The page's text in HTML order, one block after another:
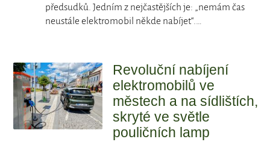
předsudků. Jedním z nejčastějších je: „nemám čas
neustále elektromobil někde nabíjet“.…
Revoluční nabíjení
elektromobilů ve
městech a na sídlištích,
skryté ve světle
pouličních lamp